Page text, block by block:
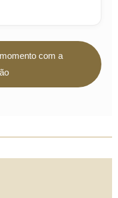
com a